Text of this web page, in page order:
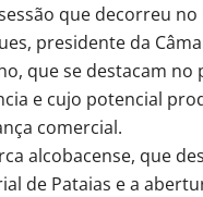
que decorreu
presidente da
que se destacam no
e cujo potencial
comercial.
alcobacense, que
de Pataias e a